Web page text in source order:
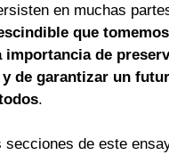
en muchas
que tomemos
importancia de
de garantizar un
.
secciones de este